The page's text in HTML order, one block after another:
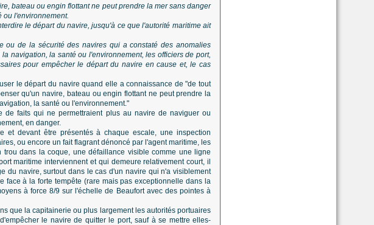
bateau ou engin flottant ne peut prendre la mer sans danger
ou l'environnement.
le départ du navire, jusqu'à ce que l'autorité maritime ait
ou de la sécurité des navires qui a constaté des anomalies
navigation, la santé ou l'environnement, les officiers de port,
pour empêcher le départ du navire en cause et, le cas
le départ du navire quand elle a connaissance de "de tout
qu'un navire, bateau ou engin flottant ne peut prendre la
la santé ou l'environnement."
de faits qui ne permettraient plus au navire de naviguer ou
en danger.
et devant être présentés à chaque escale, une inspection
ou encore un fait flagrant dénoncé par l'agent maritime, les
dans la coque, une défaillance visible comme une ligne
maritime interviennent et qui demeure relativement court, il
du navire, surtout dans le cas d'un navire qui n'a visiblement
à la forte tempête (rare mais pas exceptionnelle dans la
à force 8/9 sur l'échelle de Beaufort avec des pointes à
que la capitainerie ou plus largement les autorités portuaires
le navire de quitter le port, sauf à se mettre elles-